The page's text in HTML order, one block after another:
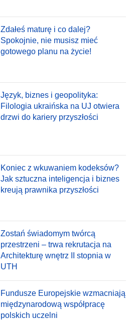
Zdałeś maturę i co dalej?
Spokojnie, nie musisz mieć
gotowego planu na życie!
Język, biznes i geopolityka:
Filologia ukraińska na UJ otwiera
drzwi do kariery przyszłości
Koniec z wkuwaniem kodeksów?
Jak sztuczna inteligencja i biznes
kreują prawnika przyszłości
Zostań świadomym twórcą
przestrzeni – trwa rekrutacja na
Architekturę wnętrz II stopnia w
UTH
Fundusze Europejskie wzmacniają
międzynarodową współpracę
polskich uczelni